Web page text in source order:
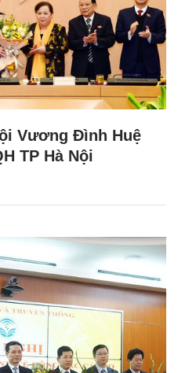
Vương Đình Huệ
TP Hà Nội